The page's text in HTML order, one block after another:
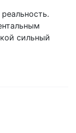
сильный